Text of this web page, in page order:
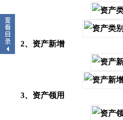
2、资产新增
3、资产领用